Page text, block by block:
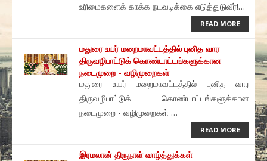
News
Magazine
Media
உரிமைகளைக் காக்க நடவடிக்கை எடுத்துடுவீர்!…
READ MORE
மதுரை உயர் மறைமாவட்டத்தில் புனித வார
திருவழிபாட்டுக் கொண்டாட்டங்களுக்கான
நடைமுறை - வழிமுறைகள்
மதுரை உயர் மறைமாவட்டத்தில் புனித வார
திருவழிபாட்டுக் கொண்டாட்டங்களுக்கான
நடைமுறை - வழிமுறைகள் …
READ MORE
இரமலான் திருநாள் வாழ்த்துக்கள்